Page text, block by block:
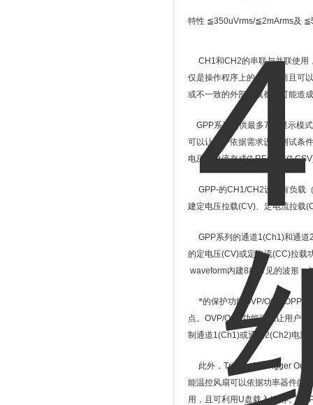
特性 ≦350uVrms/≦2mArms及 ≦
CH1和CH2的串联与并联使用
仅是操作程序上的便利，而且可
或不一致的外部配线都有可能造
GPP系列提供最多7
种显示模式
可以让用户依据需求设定测试条
电压、电流存成(*.REC) 或
GPP-的CH1/CH2设计有负载
建定电压拉载(CV)、定电流拉载
GPP系列的通道1(Ch1)和通道
的定电压(CV)或定电流(CC)拉载
waveform内建8种常见的波形，
*的保护功能
OVP/OCP/OPP/
点。 OVP/OCP功能可以让用户依
制通道1(Ch1)或通道2(Ch2)电源
此外， Trigger In/ Trigger Out
能温控风扇可以依据功率器件的
用，且可利用 U盘载入/储存。